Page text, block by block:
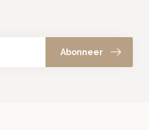
Abonneer